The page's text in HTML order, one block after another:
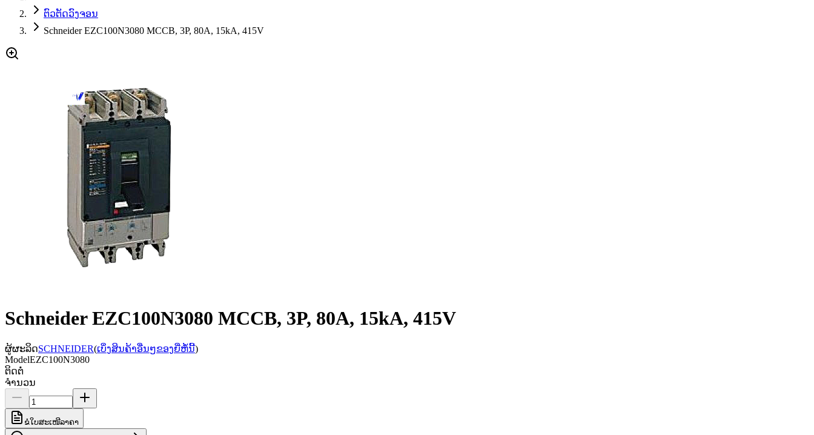
ຕົວຕັດວົງຈອນ
Schneider EZC100N3080 MCCB, 3P, 80A, 15kA, 415V
Schneider EZC100N3080 MCCB, 3P, 80A, 15kA, 415V
ຜູ້ຜະລິດSCHNEIDER(ເບິ່ງສິນຄ້າອື່ນໆຂອງຍີ່ຫໍ້ນີ້)
ModelEZC100N3080
ຕິດຕໍ່
ຈຳນວນ
ຂໍໃບສະເໜີລາຄາ